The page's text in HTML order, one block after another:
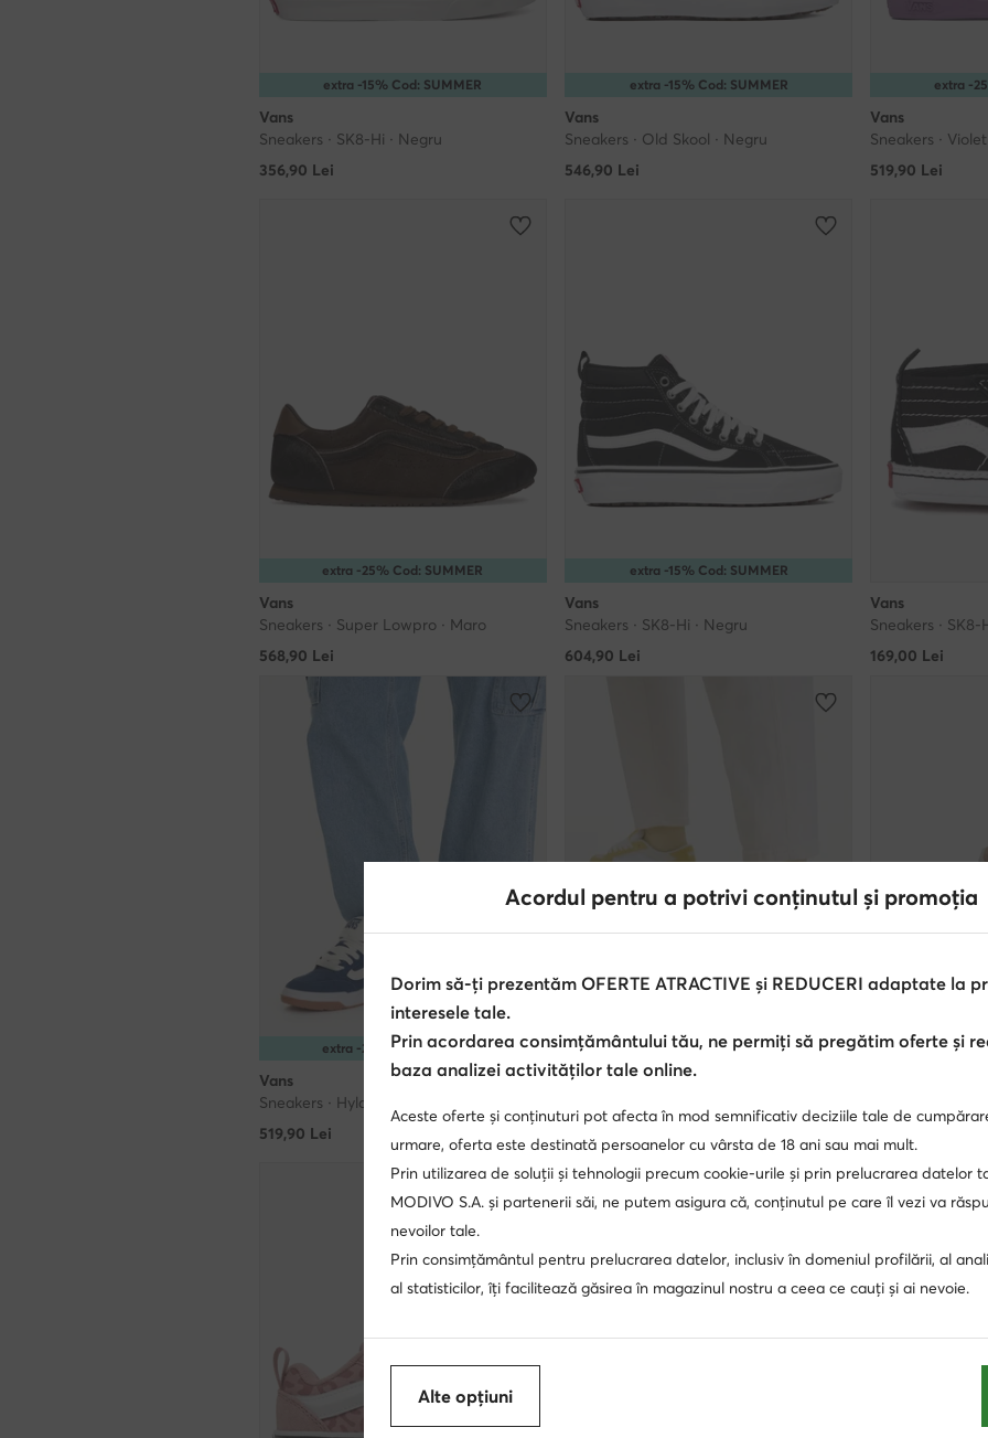
extra -15% Cod: SUMMER
Vans
Sneakers · SK8-Hi · Negru
356,90 Lei
extra -15% Cod: SUMMER
Vans
Sneakers · Old Skool · Negru
546,90 Lei
extra -
Vans
Sneakers · Violet
519,90 Lei
extra -25% Cod: SUMMER
Vans
Sneakers · Super Lowpro · Maro
568,90 Lei
extra -15% Cod: SUMMER
Vans
Sneakers · SK8-Hi · Negru
604,90 Lei
Vans
Sneakers · SK8-
169,00 Lei
extra -25% Cod: SUMMER
Vans
Sneakers · Hylane · Bleumarin
519,90 Lei
extra -25% Cod: SUMMER
Vans
extra -
Acordul pentru a potrivi conținutul și promoția
Dorim să-ți prezentăm OFERTE ATRACTIVE și REDUCERI adaptate la
interesele tale.
Prin acordarea consimțământului tău, ne permiți să pregătim oferte și
baza analizei activităților tale online.
Aceste oferte și conținuturi pot afecta în mod semnificativ deciziile tale de
urmare, oferta este destinată persoanelor cu vârsta de 18 ani sau mai mult.
Prin utilizarea de soluții și tehnologii precum cookie-urile și prin prelucrarea datelor
MODIVO S.A. și partenerii săi, ne putem asigura că, conținutul pe care îl vezi va
nevoilor tale.
Prin consimțământul pentru prelucrarea datelor, inclusiv în domeniul profilării, al
al statisticilor, îți facilitează găsirea în magazinul nostru a ceea ce cauți și ai nevoie.
Alte opțiuni